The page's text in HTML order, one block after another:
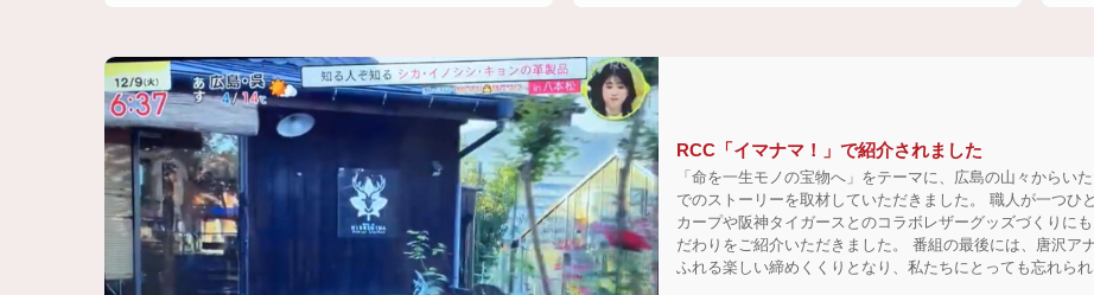
RCC「イマナマ！」で紹介されました
「命を一生モノの宝物へ」をテーマに、広島の山々からい
でのストーリーを取材していただきました。 職人が一つ
カープや阪神タイガースとのコラボレザーグッズづくりに
だわりをご紹介いただきました。 番組の最後には、唐沢ア
ふれる楽しい締めくくりとなり、私たちにとっても忘れら